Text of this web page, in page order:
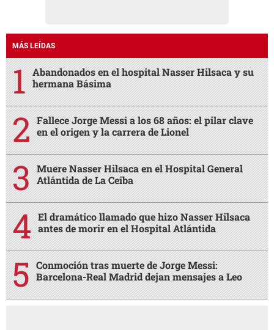
MÁS LEÍDAS
Abandonados en el hospital Nasser Hilsaca y su
hermana Básima
Fallece Jorge Messi a los 68 años: el pilar clave
en el origen y la carrera de Lionel
Muere Nasser Hilsaca en el Hospital General
Atlántida de La Ceiba
El dramático llamado que hizo Nasser Hilsaca
antes de morir en el Hospital Atlántida
Conmoción tras muerte de Jorge Messi:
Barcelona-Real Madrid dejan mensajes a Leo